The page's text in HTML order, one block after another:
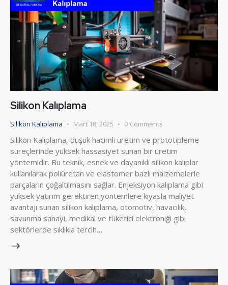
Silikon Kalıplama
Silikon Kalıplama Mart 18, 2025 0 Comments
Silikon Kalıplama, düşük hacimli üretim ve prototipleme
süreçlerinde yüksek hassasiyet sunan bir üretim
yöntemidir. Bu teknik, esnek ve dayanıklı silikon kalıplar
kullanılarak poliüretan ve elastomer bazlı malzemelerle
parçaların çoğaltılmasını sağlar. Enjeksiyon kalıplama gibi
yüksek yatırım gerektiren yöntemlere kıyasla maliyet
avantajı sunan silikon kalıplama, otomotiv, havacılık,
savunma sanayi, medikal ve tüketici elektroniği gibi
sektörlerde sıklıkla tercih…